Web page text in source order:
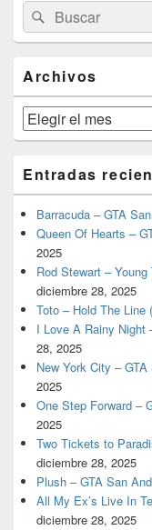
área
de
widget
lateral
primaria
Buscar
por:
Buscar
Archivos
Archivos
Entradas
Barracuda – GTA
Queen Of Hearts –
2025
Rod Stewart –
diciembre 28, 2025
Toto – Hold The Line
I Love A Rainy Night
28, 2025
New York City –
2025
One Step Forward –
2025
Two Tickets to
diciembre 28, 2025
Plush – GTA San
All My Ex’s Live In
diciembre 28, 2025